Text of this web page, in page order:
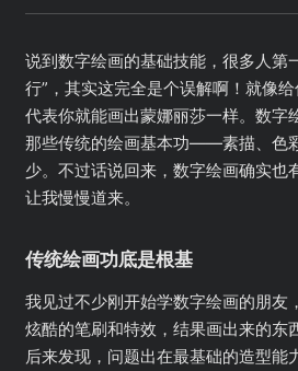
说到数字绘画的基础技能，很多人第
行”，其实这完全是个误解啊！就像
代表你就能画出蒙娜丽莎一样。数字
那些传统的绘画基本功——素描、色
少。不过话说回来，数字绘画确实也
让我慢慢道来。
传统绘画功底是根基
我见过不少刚开始学数字绘画的朋友
炫酷的笔刷和特效，结果画出来的东
后来发现，问题出在最基础的造型能